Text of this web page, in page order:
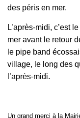
des péris en mer.
L’après-midi, c’est
mer avant le retour
le pipe band
village, le long des
l’après-midi.
Un grand merci à la